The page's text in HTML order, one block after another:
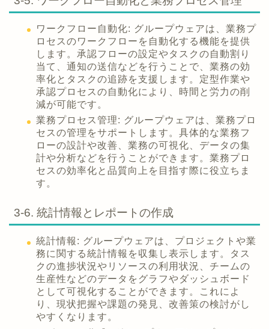
ワークフロー自動化: グループウェアは、業務プ
ロセスのワークフローを自動化する機能を提供
します。承認フローの設定やタスクの自動割り
当て、通知の送信などを行うことで、業務の効
率化とタスクの追跡を支援します。定型作業や
承認プロセスの自動化により、時間と労力の削
減が可能です。
業務プロセス管理: グループウェアは、業務プロ
セスの管理をサポートします。具体的な業務フ
ローの設計や改善、業務の可視化、データの集
計や分析などを行うことができます。業務プロ
セスの効率化と品質向上を目指す際に役立ちま
す。
3-6. 統計情報とレポートの作成
統計情報: グループウェアは、プロジェクトや業
務に関する統計情報を収集し表示します。タス
クの進捗状況やリソースの利用状況、チームの
生産性などのデータをグラフやダッシュボード
として可視化することができます。これによ
り、現状把握や課題の発見、改善策の検討がし
やすくなります。